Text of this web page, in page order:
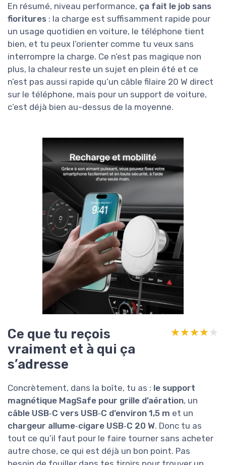
En résumé, niveau performance, ça fait le job sans
fioritures : la charge est suffisamment rapide pour
un usage quotidien en voiture, le téléphone tient
bien, et tu peux l’orienter comme tu veux sans
interrompre la charge. Ce n’est pas magique non
plus, la chaleur reste un sujet en plein été et ce
n’est pas aussi rapide qu’un câble filaire 20 W direct
sur le téléphone, mais pour un support de voiture,
c’est déjà bien au-dessus de la moyenne.
Ce que tu reçois
vraiment et à qui ça
s’adresse
★★★★★
★★★★★
Concrètement, dans la boîte, tu as : le support
magnétique MagSafe pour grille d’aération, un
câble USB‑C vers USB‑C d’environ 1,5 m et un
chargeur allume‑cigare USB‑C 20 W. Donc tu as
tout ce qu’il faut pour le faire tourner sans acheter
autre chose, ce qui est déjà un bon point. Pas